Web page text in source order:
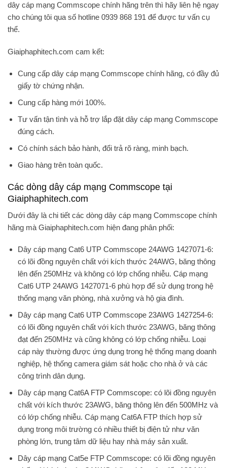
dây cáp mạng Commscope chính hãng trên thì hãy liên hệ ngay
cho chúng tôi qua số hotline 0939 868 191 để được tư vấn cụ
thể.
Giaiphaphitech.com cam kết:
Cung cấp dây cáp mạng Commscope chính hãng, có đầy đủ
giấy tờ chứng nhận.
Cung cấp hàng mới 100%.
Tư vấn tận tình và hỗ trợ lắp đặt dây cáp mạng Commscope
đúng cách.
Có chính sách bảo hành, đổi trả rõ ràng, minh bạch.
Giao hàng trên toàn quốc.
Các dòng dây cáp mạng Commscope tại
Giaiphaphitech.com
Dưới đây là chi tiết các dòng dây cáp mạng Commscope chính
hãng mà Giaiphaphitech.com hiện đang phân phối:
Dây cáp mạng Cat6 UTP Commscope 24AWG 1427071-6:
có lõi đồng nguyên chất với kích thước 24AWG, băng thông
lên đến 250MHz và không có lớp chống nhiễu. Cáp mạng
Cat6 UTP 24AWG 1427071-6 phù hợp để sử dụng trong hệ
thống mạng văn phòng, nhà xưởng và hộ gia đình.
Dây cáp mạng Cat6 UTP Commscope 23AWG 1427254-6:
có lõi đồng nguyên chất với kích thước 23AWG, băng thông
đạt đến 250MHz và cũng không có lớp chống nhiễu. Loại
cáp này thường được ứng dụng trong hệ thống mạng doanh
nghiệp, hệ thống camera giám sát hoặc cho nhà ở và các
công trình dân dụng.
Dây cáp mạng Cat6A FTP Commscope: có lõi đồng nguyên
chất với kích thước 23AWG, băng thông lên đến 500MHz và
có lớp chống nhiễu. Cáp mạng Cat6A FTP thích hợp sử
dụng trong môi trường có nhiều thiết bị điện tử như văn
phòng lớn, trung tâm dữ liệu hay nhà máy sản xuất.
Dây cáp mạng Cat5e FTP Commscope: có lõi đồng nguyên